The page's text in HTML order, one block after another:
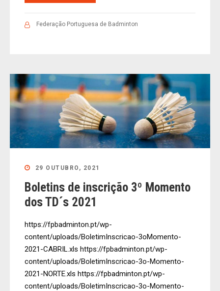
Federação Portuguesa de Badminton
29 OUTUBRO, 2021
Boletins de inscrição 3º Momento
dos TD´s 2021
https://fpbadminton.pt/wp-
content/uploads/BoletimInscricao-3oMomento-
2021-CABRIL.xls https://fpbadminton.pt/wp-
content/uploads/BoletimInscricao-3o-Momento-
2021-NORTE.xls https://fpbadminton.pt/wp-
content/uploads/BoletimInscricao-3o-Momento-